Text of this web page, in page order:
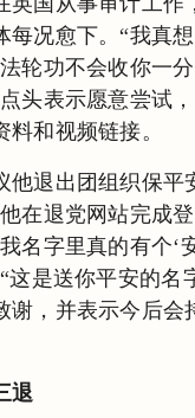
每况愈下。“我真
轮功不会收你一
头表示愿意尝试
料和视频链接。
他退出团组织保平
在退党网站完成
名字里真的有个‘
这是送你平安的名
谢，并表示今后会
退